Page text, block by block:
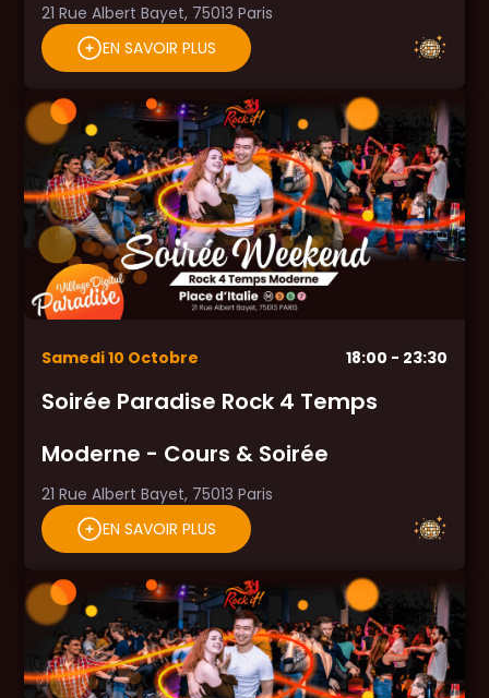
21 Rue Albert Bayet, 75013 Paris
EN SAVOIR PLUS
Samedi10 Octobre 18:00 - 23:30
Soirée Paradise Rock 4 Temps
Moderne - Cours & Soirée
21 Rue Albert Bayet, 75013 Paris
EN SAVOIR PLUS